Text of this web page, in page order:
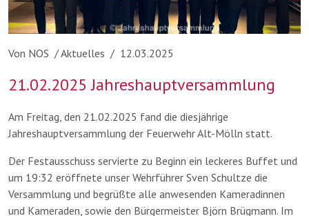
Von NOS / Aktuelles / 12.03.2025
21.02.2025 Jahreshauptversammlung
Am Freitag, den 21.02.2025 fand die diesjährige
Jahreshauptversammlung der Feuerwehr Alt-Mölln statt.
Der Festausschuss servierte zu Beginn ein leckeres Buffet und
um 19:32 eröffnete unser Wehrführer Sven Schultze die
Versammlung und begrüßte alle anwesenden Kameradinnen
und Kameraden, sowie den Bürgermeister Björn Brügmann. Im